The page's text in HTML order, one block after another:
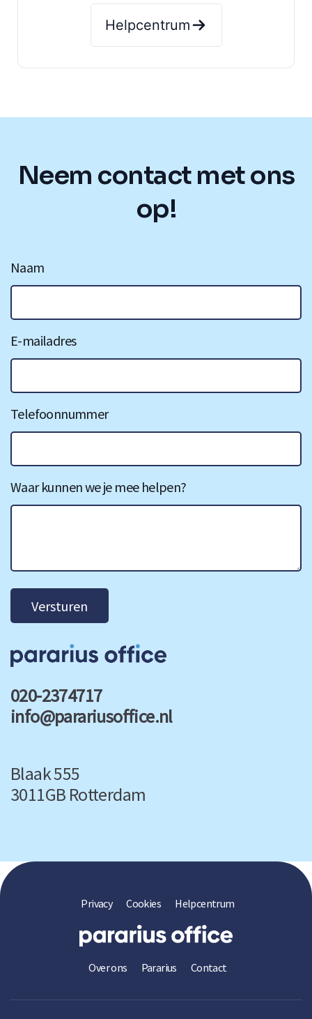
Helpcentrum
Neem contact met ons
op!
Naam
E-mailadres
Telefoonnummer
Waar kunnen we je mee helpen?
Versturen
020-2374717
info@parariusoffice.nl
Blaak 555
3011GB Rotterdam
Privacy Cookies Helpcentrum
Over ons Pararius Contact